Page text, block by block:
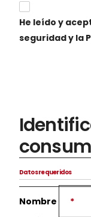
He leído y
seguridad y la
Datos requeridos
Nombre *